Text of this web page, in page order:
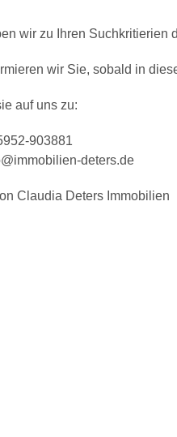
wir zu Ihren Suchkritierien
wir Sie, sobald in
auf uns zu:
903881
deters.de
Claudia Deters Immobilien